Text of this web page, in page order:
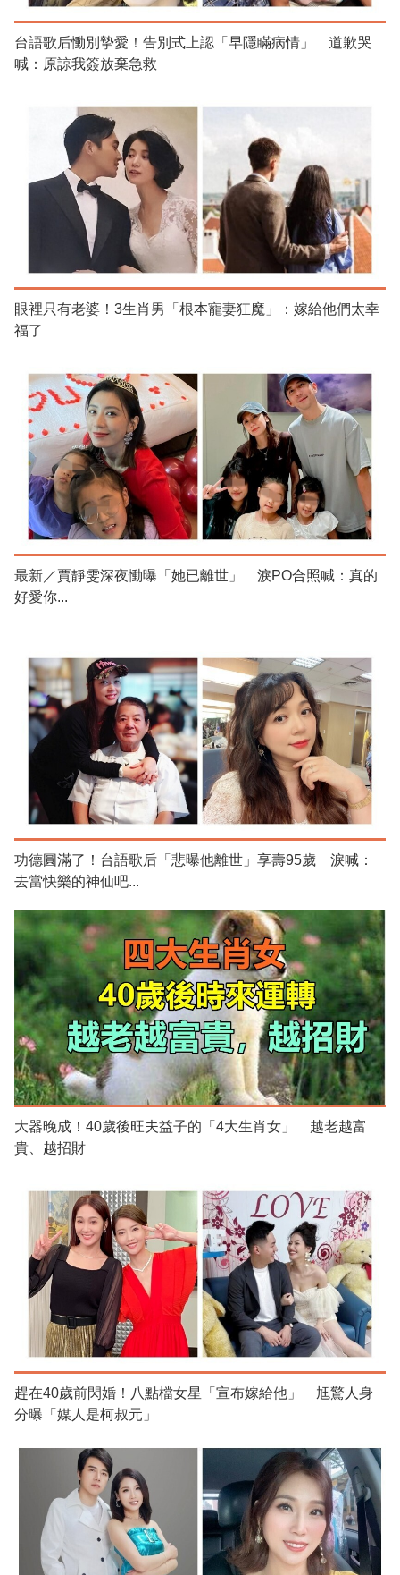
台語歌后慟別摯愛！告別式上認「早隱瞞病情」 道歉哭
喊：原諒我簽放棄急救
眼裡只有老婆！3生肖男「根本寵妻狂魔」：嫁給他們太幸
福了
最新／賈靜雯深夜慟曝「她已離世」 淚PO合照喊：真的
好愛你...
功德圓滿了！台語歌后「悲曝他離世」享壽95歲 淚喊：
去當快樂的神仙吧...
大器晚成！40歲後旺夫益子的「4大生肖女」 越老越富
貴、越招財
趕在40歲前閃婚！八點檔女星「宣布嫁給他」 尪驚人身
分曝「媒人是柯叔元」